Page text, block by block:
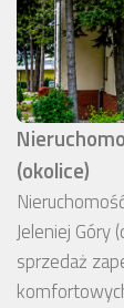
(okolice)
Jeleniej Góry
sprzedaż